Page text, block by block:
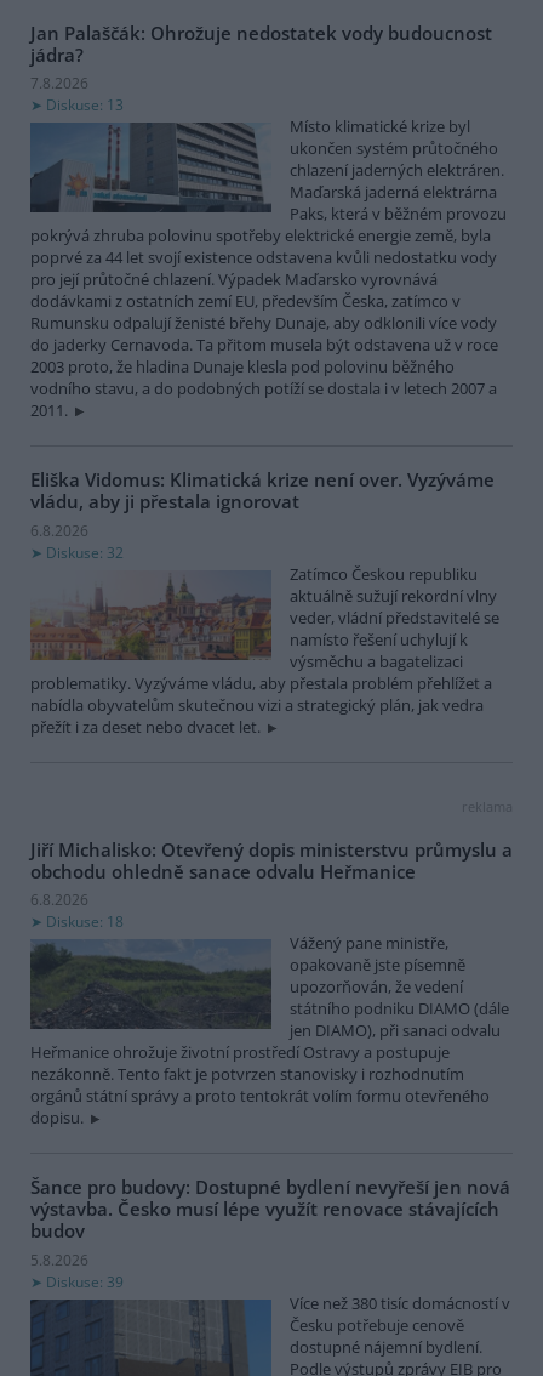
Jan Palaščák: Ohrožuje nedostatek vody budoucnost
jádra?
7.8.2026
Diskuse: 13
Místo klimatické krize byl
ukončen systém průtočného
chlazení jaderných elektráren.
Maďarská jaderná elektrárna
Paks, která v běžném provozu
pokrývá zhruba polovinu spotřeby elektrické energie země, byla
poprvé za 44 let svojí existence odstavena kvůli nedostatku vody
pro její průtočné chlazení. Výpadek Maďarsko vyrovnává
dodávkami z ostatních zemí EU, především Česka, zatímco v
Rumunsku odpalují ženisté břehy Dunaje, aby odklonili více vody
do jaderky Cernavoda. Ta přitom musela být odstavena už v roce
2003 proto, že hladina Dunaje klesla pod polovinu běžného
vodního stavu, a do podobných potíží se dostala i v letech 2007 a
2011.
Eliška Vidomus: Klimatická krize není over. Vyzýváme
vládu, aby ji přestala ignorovat
6.8.2026
Diskuse: 32
Zatímco Českou republiku
aktuálně sužují rekordní vlny
veder, vládní představitelé se
namísto řešení uchylují k
výsměchu a bagatelizaci
problematiky. Vyzýváme vládu, aby přestala problém přehlížet a
nabídla obyvatelům skutečnou vizi a strategický plán, jak vedra
přežít i za deset nebo dvacet let.
reklama
Jiří Michalisko: Otevřený dopis ministerstvu průmyslu a
obchodu ohledně sanace odvalu Heřmanice
6.8.2026
Diskuse: 18
Vážený pane ministře,
opakovaně jste písemně
upozorňován, že vedení
státního podniku DIAMO (dále
jen DIAMO), při sanaci odvalu
Heřmanice ohrožuje životní prostředí Ostravy a postupuje
nezákonně. Tento fakt je potvrzen stanovisky i rozhodnutím
orgánů státní správy a proto tentokrát volím formu otevřeného
dopisu.
Šance pro budovy: Dostupné bydlení nevyřeší jen nová
výstavba. Česko musí lépe využít renovace stávajících
budov
5.8.2026
Diskuse: 39
Více než 380 tisíc domácností v
Česku potřebuje cenově
dostupné nájemní bydlení.
Podle výstupů zprávy EIB pro